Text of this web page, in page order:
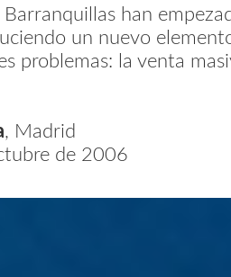
han
un nuevo
problemas: la venta
, Madrid
de 2006